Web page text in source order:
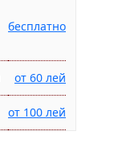
бесплатно
от 60 лей
от 100 лей